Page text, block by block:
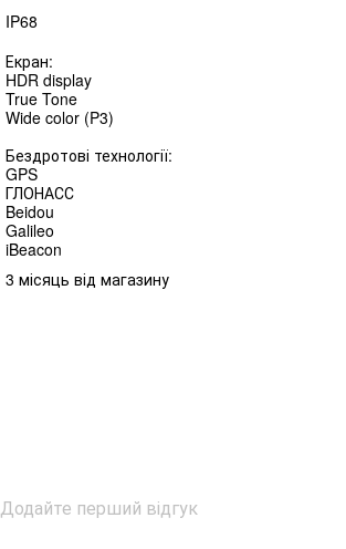
IP68
Екран:
HDR display
True Tone
Wide color (P3)
Бездротові технології:
GPS
ГЛОНАСС
Beidou
Galileo
iBeacon
3 місяць від магазину
Додайте перший відгук